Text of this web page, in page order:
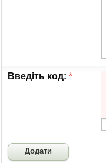
Введіть код: *